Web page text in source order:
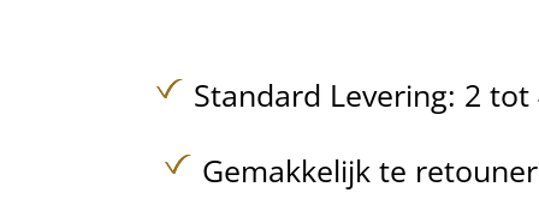
Standard Levering: 2
Gemakkelijk te